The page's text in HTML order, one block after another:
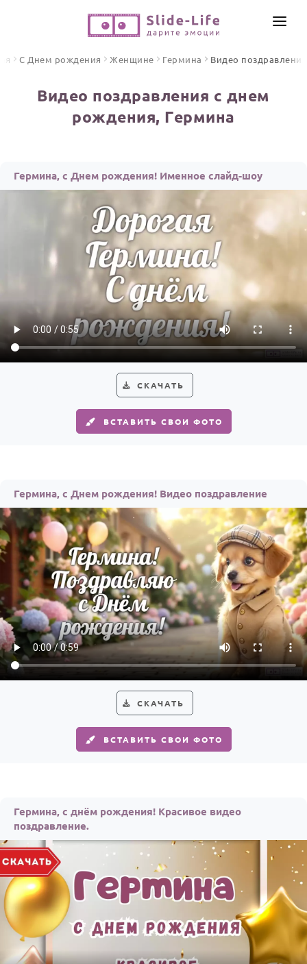
ПО ФОРМАТУ
Открытки
Стихи и тексты
С Днем рождения
Свадьба
Годовщина свадьбы
Календарь праздников
Женщине
Мужчине
Детям
Все родственники
ПЕРСОНАЛЬНЫЕ
Пожелания
По именам
По годам
ИНСТРУМЕНТЫ
ОТЗЫВЫ
С Днем рождения Женщине Гермина Видео поздравления
Видео поздравления с днем
рождения, Гермина
Гермина, с Днем рождения! Именное слайд-шоу
СКАЧАТЬ
ВСТАВИТЬ СВОИ ФОТО
Гермина, с Днем рождения! Видео поздравление
СКАЧАТЬ
ВСТАВИТЬ СВОИ ФОТО
Гермина, с днём рождения! Красивое видео
поздравление.